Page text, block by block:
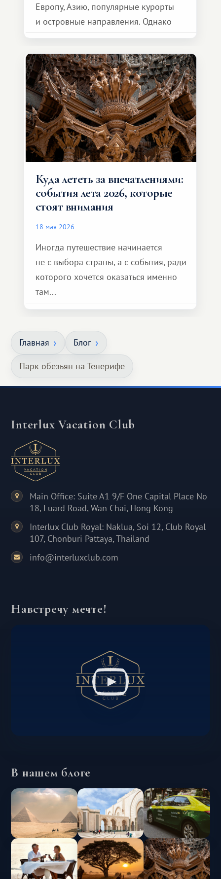
Европу, Азию, популярные курорты
и островные направления. Однако
возможности обменной системы
значительно шире. Среди них есть
и Африка — континент, который
способен подарить совершенно иной
формат путешествия.
Куда лететь за впечатлениями:
события лета 2026, которые
стоят внимания
18 мая 2026
Иногда путешествие начинается
не с выбора страны, а с события, ради
которого хочется оказаться именно
там...
Главная Блог
Парк обезьян на Тенерифе
Interlux Vacation Club
Main Office: Suite A1 9/F One Capital Place No
18, Luard Road, Wan Chai, Hong Kong
Interlux Club Royal: Naklua, Soi 12, Club Royal
107, Chonburi Pattaya, Thailand
info@interluxclub.com
Навстречу мечте!
В нашем блоге